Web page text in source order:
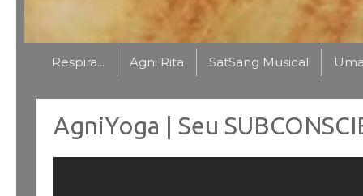
Respira... Agni Rita SatSang Musical
AgniYoga | Seu